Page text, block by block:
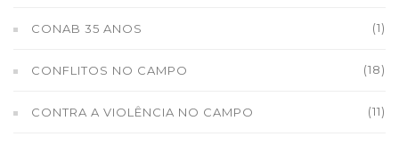
CONAB 35 ANOS (1)
CONFLITOS NO CAMPO (18)
CONTRA A VIOLÊNCIA NO CAMPO (11)